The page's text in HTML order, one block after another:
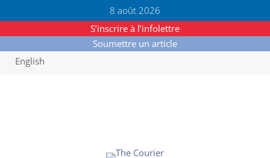
8 août 2026
S’inscrire à l’infolettre
Soumettre un article
English